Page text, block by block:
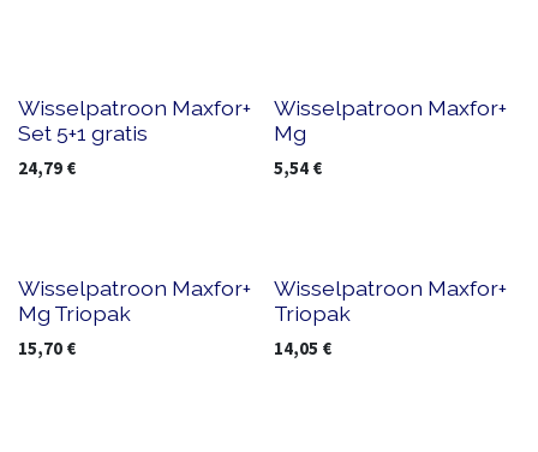
5+1 free
Wisselpatroon Maxfor+
Set 5+1 gratis
24,79 €
Wisselpatroon Maxfor+
Mg
5,54 €
Wisselpatroon Maxfor+
Mg Triopak
15,70 €
Wisselpatroon Maxfor+
Triopak
14,05 €